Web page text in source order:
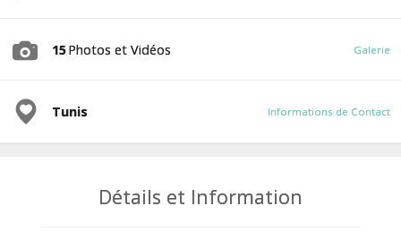
15Photos et Vidéos Galerie
Tunis Informations de Contact
Détails et Information